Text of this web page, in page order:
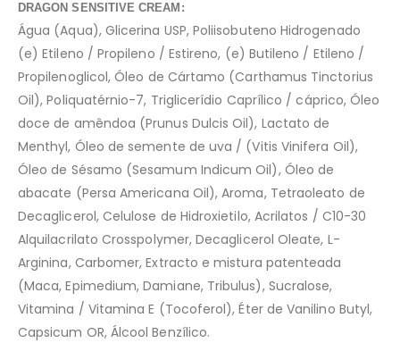
DRAGON SENSITIVE CREAM:
Água (Aqua), Glicerina USP, Poliisobuteno Hidrogenado
(e) Etileno / Propileno / Estireno, (e) Butileno / Etileno /
Propilenoglicol, Óleo de Cártamo (Carthamus Tinctorius
Oil), Poliquatérnio-7, Triglicerídio Caprílico / cáprico, Óleo
doce de amêndoa (Prunus Dulcis Oil), Lactato de
Menthyl, Óleo de semente de uva / (Vitis Vinifera Oil),
Óleo de Sésamo (Sesamum Indicum Oil), Óleo de
abacate (Persa Americana Oil), Aroma, Tetraoleato de
Decaglicerol, Celulose de Hidroxietilo, Acrilatos / C10-30
Alquilacrilato Crosspolymer, Decaglicerol Oleate, L-
Arginina, Carbomer, Extracto e mistura patenteada
(Maca, Epimedium, Damiane, Tribulus), Sucralose,
Vitamina / Vitamina E (Tocoferol), Éter de Vanilino Butyl,
Capsicum OR, Álcool Benzílico.